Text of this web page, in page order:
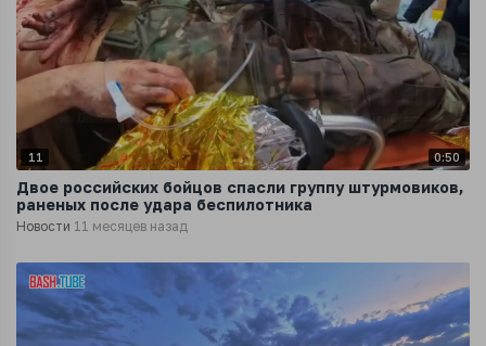
11 0:50
Двое российских бойцов спасли группу штурмовиков,
раненых после удара беспилотника
Новости 11 месяцев назад